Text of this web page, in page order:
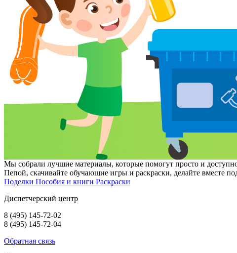
Мы собрали лучшие материалы, которые помогут просто и
Пепой, скачивайте обучающие игры и раскраски, делайте вместе
Поделки Пособия и книги Раскраски
Диспетчерский центр
8 (495) 145-72-02
8 (495) 145-72-04
Обратная связь